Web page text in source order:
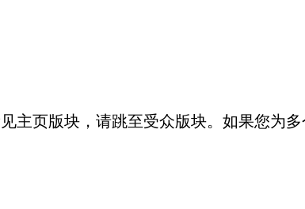
主页版块，请跳至受众版块。如果您为多